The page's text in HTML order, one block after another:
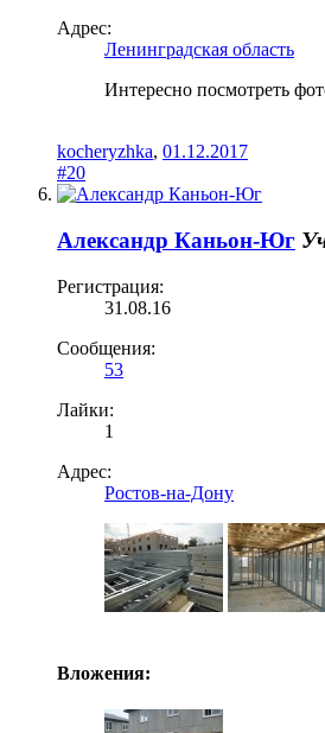
Адрес:
Ленинградская область
Интересно посмотреть
kocheryzhka, 01.12.2017
#20
Александр Каньон-Юг
Регистрация:
31.08.16
Сообщения:
53
Лайки:
1
Адрес:
Ростов-на-Дону
Вложения: